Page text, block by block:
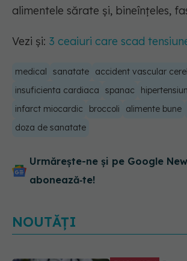
alimentele sărate și, bineînțeles,
Vezi și: 3 ceaiuri care scad
medical sanatate accident vascular
insuficienta cardiaca
spanac
infarct miocardic
broccoli alimente bune
doza de sanatate
Urmărește-ne și pe Google
abonează‑te!
NOUTĂȚI